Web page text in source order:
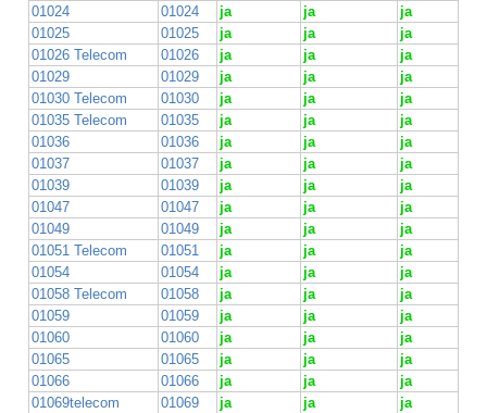
01024
01024 ja ja
ja
01025
01025 ja ja
ja
01026 Telecom
01026 ja ja
ja
01029
01029 ja ja
ja
01030 Telecom
01030 ja ja
ja
01035 Telecom
01035 ja ja
ja
01036
01036 ja ja
ja
01037
01037 ja ja
ja
01039
01039 ja ja
ja
01047
01047 ja ja
ja
01049
01049 ja ja
ja
01051 Telecom
01051 ja ja
ja
01054
01054 ja ja
ja
01058 Telecom
01058 ja ja
ja
01059
01059 ja ja
ja
01060
01060 ja ja
ja
01065
01065 ja ja
ja
01066
01066 ja ja
ja
01069telecom
01069 ja ja
ja